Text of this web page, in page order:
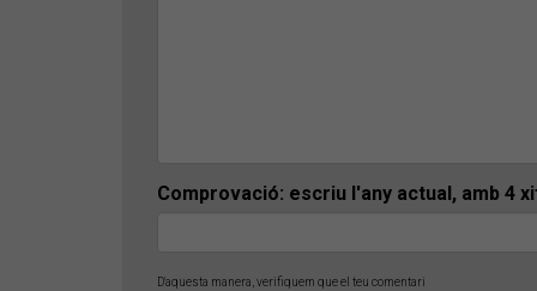
Comprovació: escriu l'any actual, amb 4
D'aquesta manera, verifiquem que el teu comentari